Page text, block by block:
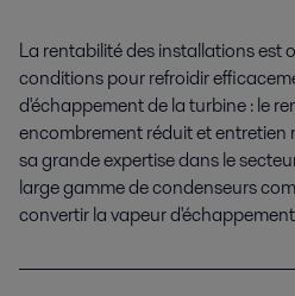
La rentabilité des installations est
conditions pour refroidir
d'échappement de la turbine : le
encombrement réduit et entretien
sa grande expertise dans le
large gamme de condenseurs
convertir la vapeur